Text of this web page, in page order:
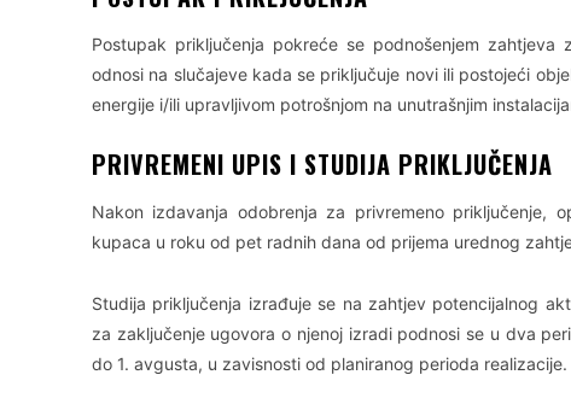
Postupak priključenja pokreće se podnošenjem
odnosi na slučajeve kada se priključuje novi ili postojeći
energije i/ili upravljivom potrošnjom na unutrašnjim
PRIVREMENI UPIS I STUDIJA PRIKLJUČENJA
Nakon izdavanja odobrenja za privremeno priključenje,
kupaca u roku od pet radnih dana od prijema urednog
Studija priključenja izrađuje se na zahtjev potencijalnog
za zaključenje ugovora o njenoj izradi podnosi se u dva
do 1. avgusta, u zavisnosti od planiranog perioda realizacije.